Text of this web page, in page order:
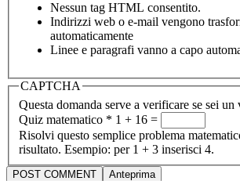
Nessun tag HTML consentito.
Indirizzi web o e-mail vengono
automaticamente
Linee e paragrafi vanno a capo
CAPTCHA
Questa domanda serve a verificare se sei un
Quiz matematico * 1 + 16 =
Risolvi questo semplice problema
risultato. Esempio: per 1 + 3 inserisci 4.